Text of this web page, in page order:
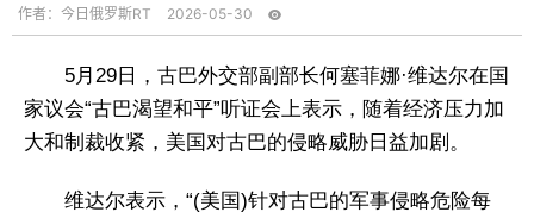
作者： 今日俄罗斯RT 2026-05-30
5月29日，古巴外交部副部长何塞菲娜·维达尔在国
家议会“古巴渴望和平”听证会上表示，随着经济压力加
大和制裁收紧，美国对古巴的侵略威胁日益加剧。
维达尔表示，“(美国)针对古巴的军事侵略危险每